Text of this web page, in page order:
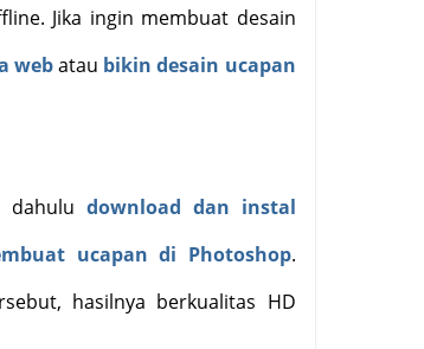
Jika ingin membuat desain
webatau bikin desain ucapan
dahulu download dan instal
ucapan di Photoshop.
hasilnya berkualitas HD